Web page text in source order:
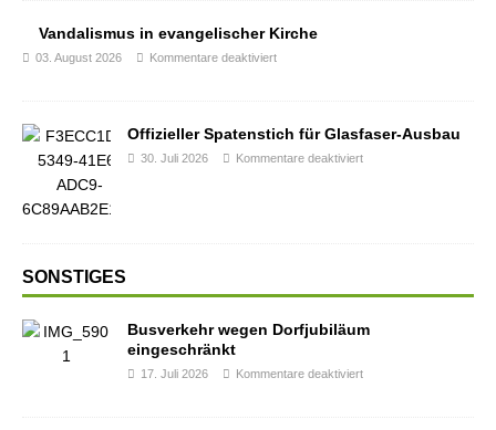
Vandalismus in evangelischer Kirche
03. August 2026 Kommentare deaktiviert
Offizieller Spatenstich für Glasfaser-Ausbau
30. Juli 2026 Kommentare deaktiviert
SONSTIGES
Busverkehr wegen Dorfjubiläum
eingeschränkt
17. Juli 2026 Kommentare deaktiviert